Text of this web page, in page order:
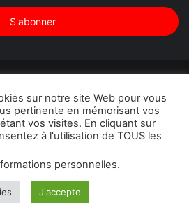
DoucSoft Technologies
Politique de confidentialité
TwitterLinkedinYouTubeInstagram
sur notre site Web pour vous
pertinente en mémorisant vos
vos visites. En cliquant sur
à l'utilisation de TOUS les
personnelles.
J'accepte